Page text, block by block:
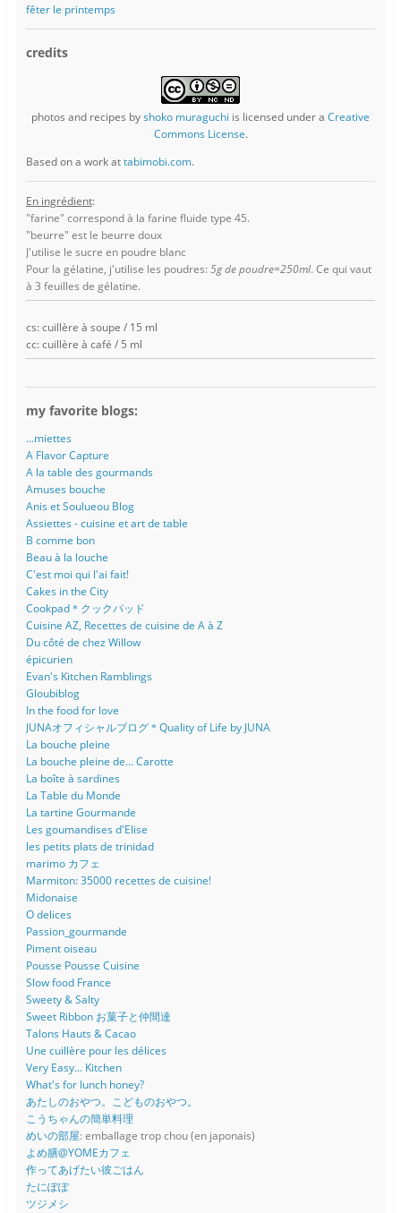
fêter le printemps
credits
photos and recipes byshoko muraguchi is licensed under a Creative
Commons License.
Based on a work attabimobi.com.
En ingrédient:
"farine" correspond à la farine fluide type 45.
"beurre" est le beurre doux
J'utilise le sucre en poudre blanc
Pour la gélatine, j'utilise les poudres: 5g de poudre=250ml. Ce qui vaut
à 3 feuilles de gélatine.
cs: cuillère à soupe / 15 ml
cc: cuillère à café / 5 ml
my favorite blogs:
...miettes
A Flavor Capture
A la table des gourmands
Amuses bouche
Anis et Soulueou Blog
Assiettes - cuisine et art de table
B comme bon
Beau à la louche
C'est moi qui l'ai fait!
Cakes in the City
Cookpad＊クックパッド
Cuisine AZ, Recettes de cuisine de A à Z
Du côté de chez Willow
épicurien
Evan's Kitchen Ramblings
Gloubiblog
In the food for love
JUNAオフィシャルブログ＊Quality of Life by JUNA
La bouche pleine
La bouche pleine de... Carotte
La boîte à sardines
La Table du Monde
La tartine Gourmande
Les goumandises d'Elise
les petits plats de trinidad
marimo カフェ
Marmiton: 35000 recettes de cuisine!
Midonaise
O delices
Passion_gourmande
Piment oiseau
Pousse Pousse Cuisine
Slow food France
Sweety & Salty
Sweet Ribbon お菓子と仲間達
Talons Hauts & Cacao
Une cuillère pour les délices
Very Easy... Kitchen
What's for lunch honey?
あたしのおやつ。こどものおやつ。
こうちゃんの簡単料理
めいの部屋: emballage trop chou (en japonais)
よめ膳@YOMEカフェ
作ってあげたい彼ごはん
たにぽぽ
ツジメシ